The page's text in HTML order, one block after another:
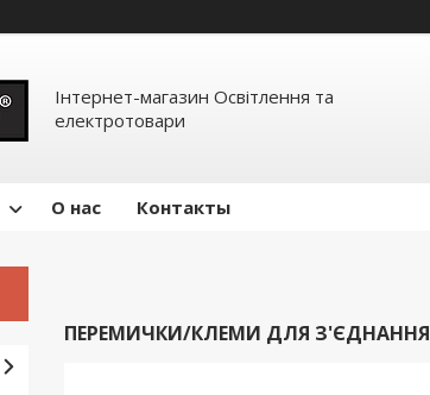
Інтернет-магазин Освітлення та
електротовари
О нас Контакты
ПЕРЕМИЧКИ/КЛЕМИ ДЛЯ З'ЄДНАННЯ